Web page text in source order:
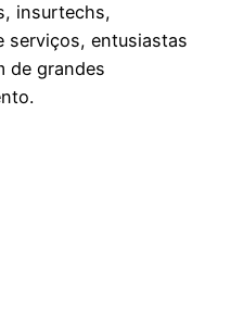
insurtechs,
serviços, entusiastas
de grandes